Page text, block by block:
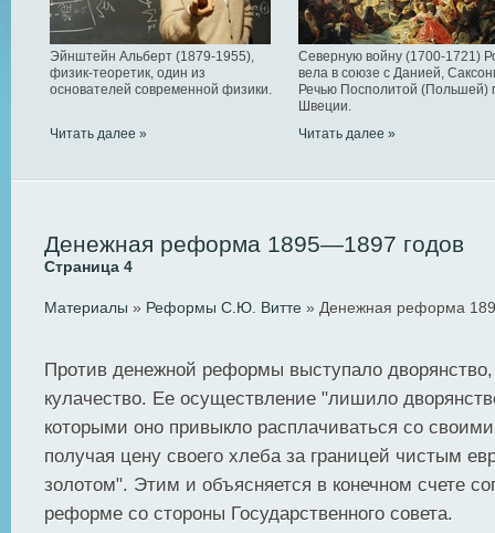
Эйнштейн Альберт (1879-1955),
физик-теоретик, один из
основателей современной физики.
Читать далее »
Северную войну (1700-1721)
вела в союзе с Данией,
Речью Посполитой (Польшей)
Швеции.
Читать далее »
Денежная реформа 1895—1897 годов
Страница 4
Материалы » Реформы С.Ю. Витте » Денежная реформа
Против денежной реформы выступало дворянство,
кулачество. Ее осуществление "лишило
которыми оно привыкло расплачиваться со
получая цену своего хлеба за границей чистым
золотом". Этим и объясняется в конечном счете
реформе со стороны Государственного совета.